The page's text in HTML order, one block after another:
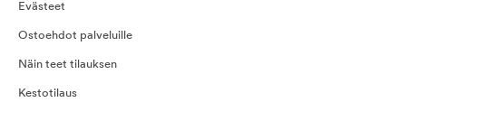
Evästeet
Ostoehdot palveluille
Näin teet tilauksen
Kestotilaus